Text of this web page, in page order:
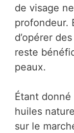
de visage
profondeur.
d’opérer
reste
peaux.
Étant donné
huiles
sur le